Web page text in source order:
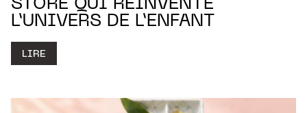
STORE QUI RÉINVENTE
L’UNIVERS DE L’ENFANT
LIRE